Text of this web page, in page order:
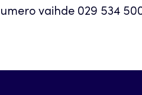
vaihde 029 534